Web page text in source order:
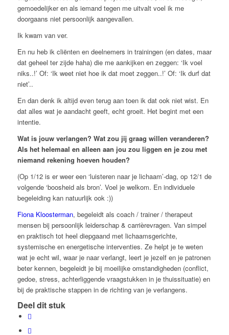
gemoedelijker en als iemand tegen me uitvalt voel ik me
doorgaans niet persoonlijk aangevallen.
Ik kwam van ver.
En nu heb ik cliënten en deelnemers in trainingen (en dates, maar
dat geheel ter zijde haha) die me aankijken en zeggen: ‘Ik voel
niks..!’ Of: ‘Ik weet niet hoe ik dat moet zeggen..!’ Of: ‘Ik durf dat
niet’..
En dan denk ik altijd even terug aan toen ik dat ook niet wist. En
dat alles wat je aandacht geeft, echt groeit. Het begint met een
intentie.
Wat is jouw verlangen? Wat zou jij graag willen veranderen?
Als het helemaal en alleen aan jou zou liggen en je zou met
niemand rekening hoeven houden?
(Op 1/12 is er weer een ‘luisteren naar je lichaam’-dag, op 12/1 de
volgende ‘boosheid als bron’. Voel je welkom. En individuele
begeleiding kan natuurlijk ook :))
Fiona Kloosterman, begeleidt als coach / trainer / therapeut
mensen bij persoonlijk leiderschap & carrièrevragen. Van simpel
en praktisch tot heel diepgaand met lichaamsgerichte,
systemische en energetische interventies. Ze helpt je te weten
wat je echt wil, waar je naar verlangt, leert je jezelf en je patronen
beter kennen, begeleidt je bij moeilijke omstandigheden (conflict,
gedoe, stress, achterliggende vraagstukken in je thuissituatie) en
bij de praktische stappen in de richting van je verlangens.
Deel dit stuk